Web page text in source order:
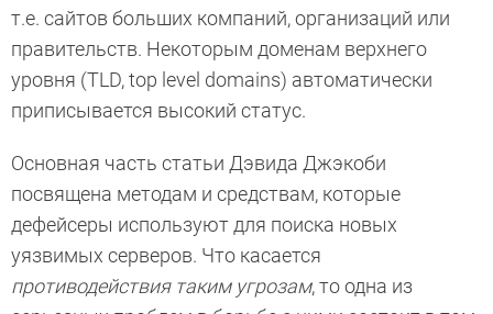
т.е. сайтов больших компаний, организаций или
правительств. Некоторым доменам верхнего
уровня (TLD, top level domains) автоматически
приписывается высокий статус.
Основная часть статьи Дэвида Джэкоби
посвящена методам и средствам, которые
дефейсеры используют для поиска новых
уязвимых серверов. Что касается
противодействия таким угрозам, то одна из